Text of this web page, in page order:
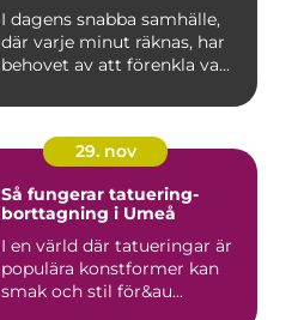
I dagens snabba samhälle,
där varje minut räknas, har
behovet av att förenkla va...
29. nov
Så fungerar tatuering-
borttagning i Umeå
I en värld där tatueringar är
populära konstformer kan
smak och stil för&au...